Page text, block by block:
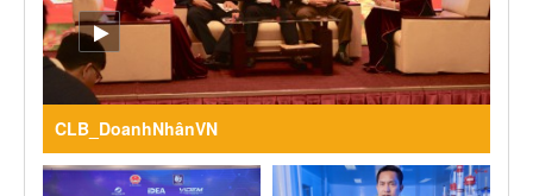
CLB_DoanhNhânVN